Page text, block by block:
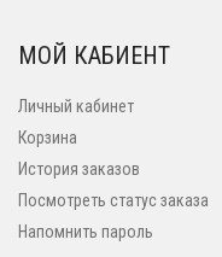
МОЙ КАБИЕНТ
Личный кабинет
Корзина
История заказов
Посмотреть статус заказа
Напомнить пароль